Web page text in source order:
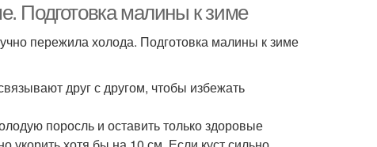
Подготовка малины к зиме
пережила холода. Подготовка малины к зиме
друг с другом, чтобы избежать
поросль и оставить только здоровые